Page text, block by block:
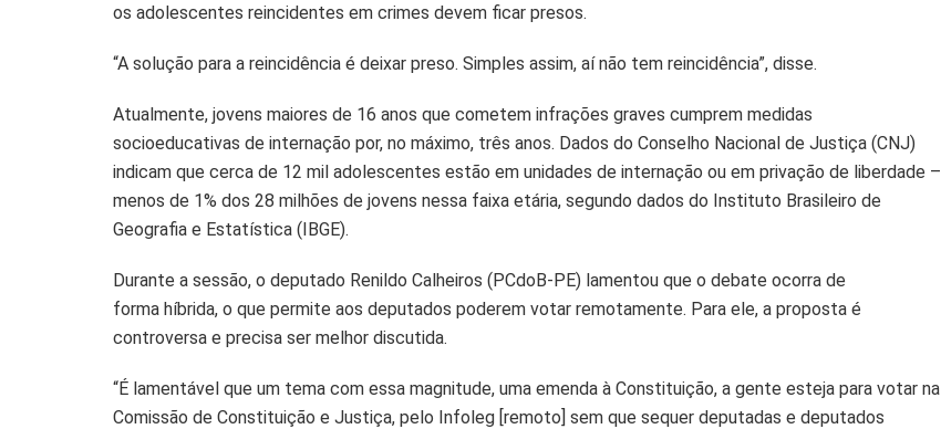
os adolescentes reincidentes em crimes devem ficar presos.
“A solução para a reincidência é deixar preso. Simples assim, aí não tem reincidência”, disse.
Atualmente, jovens maiores de 16 anos que cometem infrações graves cumprem medidas
socioeducativas de internação por, no máximo, três anos. Dados do Conselho Nacional de Justiça (CNJ)
indicam que cerca de 12 mil adolescentes estão em unidades de internação ou em privação de liberdade –
menos de 1% dos 28 milhões de jovens nessa faixa etária, segundo dados do Instituto Brasileiro de
Geografia e Estatística (IBGE).
Durante a sessão, o deputado Renildo Calheiros (PCdoB-PE) lamentou que o debate ocorra de
forma híbrida, o que permite aos deputados poderem votar remotamente. Para ele, a proposta é
controversa e precisa ser melhor discutida.
“É lamentável que um tema com essa magnitude, uma emenda à Constituição, a gente esteja para votar na
Comissão de Constituição e Justiça, pelo Infoleg [remoto] sem que sequer deputadas e deputados